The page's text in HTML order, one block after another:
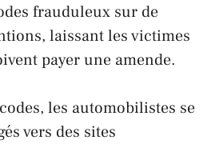
frauduleux sur de
laissant les victimes
payer une amende.
les automobilistes se
vers des sites